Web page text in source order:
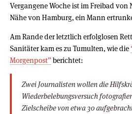
Vergangene Woche ist im Freibad von
Nähe von Hamburg, ein Mann
Am Rande der letztlich erfolglosen
Sanitäter kam es zu Tumulten, wie die
Morgenpost”berichtet:
Zwei Journalisten wollen die
Wiederbelebungsversuch
Zielscheibe von etwa 30